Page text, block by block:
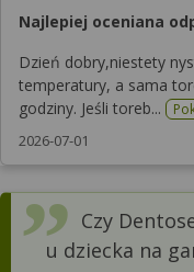
Najlepiej oceniana
Dzień dobry,niestety
temperatury, a sama
godziny. Jeśli toreb...
2026-07-01
Czy
u dziecka na